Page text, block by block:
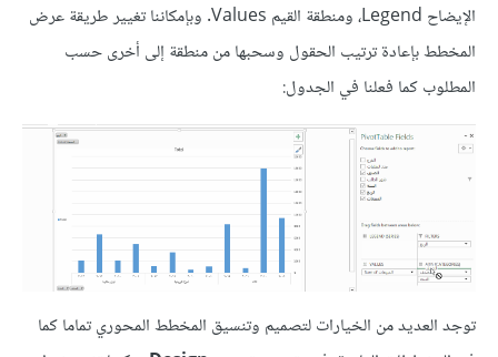
الإيضاح Legend، ومنطقة القيم Values. وبإمكاننا تغيير طريقة عرض
المخطط بإعادة ترتيب الحقول وسحبها من منطقة إلى أخرى حسب
المطلوب كما فعلنا في الجدول:
توجد العديد من الخيارات لتصميم وتنسيق المخطط المحوري تماما كما